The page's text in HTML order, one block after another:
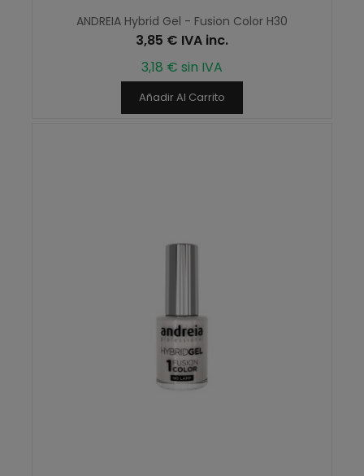
ANDREIA Hybrid Gel - Fusion Color H30
3,85 € IVA inc.
3,18 € sin IVA
Añadir Al Carrito